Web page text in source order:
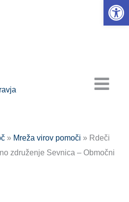
» Mreža virov pomoči » Rdeči
združenje Sevnica – Območni